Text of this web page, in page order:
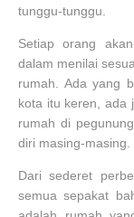
tunggu-tunggu.
Setiap orang
dalam menilai
rumah. Ada yang
kota itu keren, ada
rumah di
diri masing-masing.
Dari sederet
semua sepakat